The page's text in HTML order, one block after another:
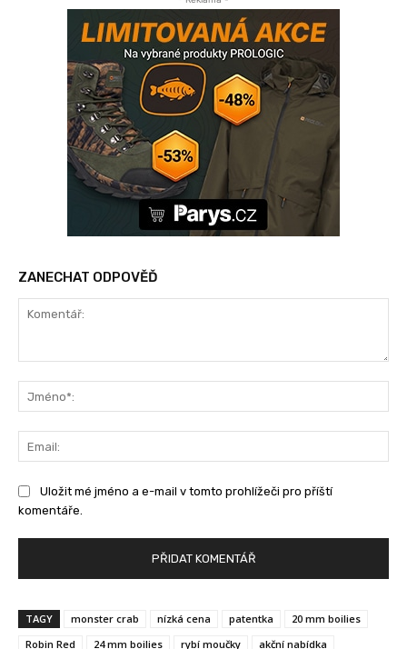
ZANECHAT ODPOVĚĎ
Uložit mé jméno a e-mail v tomto prohlížeči pro příští
komentáře.
TAGY monster crab nízká cena patentka
20 mm boilies
Robin Red
24 mm boilies rybí moučky akční nabídka